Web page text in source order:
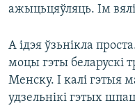
ажыцьцяўляць. Ім
А ідэя ўзьнікла
моцы гэты
Менску. І калі гэтыя
удзельнікі гэтых